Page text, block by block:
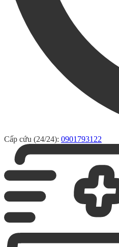
Cấp cứu (24/24): 0901793122